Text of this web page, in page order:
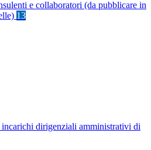
e collaboratori (da pubblicare in
13
dirigenziali amministrativi di